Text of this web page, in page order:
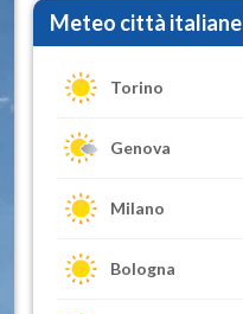
Meteo città italiane
Torino
Genova
Milano
Bologna